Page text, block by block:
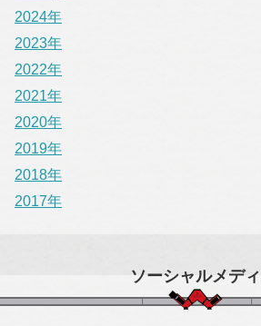
2024年
2023年
2022年
2021年
2020年
2019年
2018年
2017年
ソーシャルメデ